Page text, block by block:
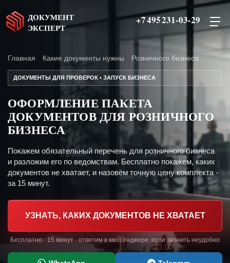
ДОКУМЕНТ
ЭКСПЕРТ
+7 495 231-03-29
Главная Какие документы нужны Розничного бизнеса
ДОКУМЕНТЫ ДЛЯ ПРОВЕРОК • ЗАПУСК БИЗНЕСА
ОФОРМЛЕНИЕ ПАКЕТА
ДОКУМЕНТОВ ДЛЯ РОЗНИЧНОГО
БИЗНЕСА
Покажем обязательный перечень для розничного бизнеса
и разложим его по ведомствам. Бесплатно покажем, каких
документов не хватает, и назовём точную цену комплекта -
за 15 минут.
УЗНАТЬ, КАКИХ ДОКУМЕНТОВ НЕ ХВАТАЕТ
Бесплатно · 15 минут · ответим в мессенджере, если звонить неудобно